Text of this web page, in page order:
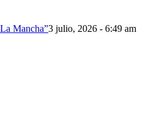
Mancha”3 julio, 2026 - 6:49 am